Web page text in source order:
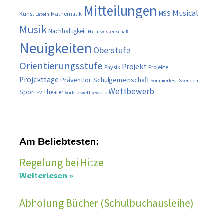
Kunst Latein Mathematik Mitteilungen MSS Musical
MusikNachhaltigkeit Naturwissenschaft
Neuigkeiten Oberstufe
Orientierungsstufe Physik Projekt Projekte
Projekttage Prävention Schulgemeinschaft Sommerfest Spenden
Sport SV Theater Vorlesewettbewerb Wettbewerb
Am Beliebtesten:
Regelung bei Hitze
Weiterlesen »
Abholung Bücher (Schulbuchausleihe)